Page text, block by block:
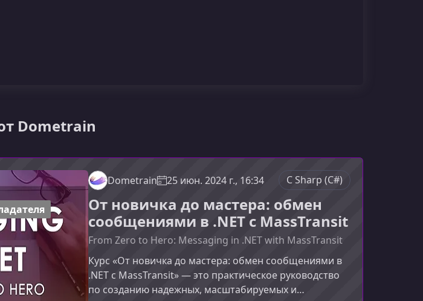
Dometrain
Dometrain 25 июн. 2024 г., 16:34 C Sharp (C#)
От новичка до мастера: обмен
сообщениями в .NET с MassTransit
From Zero to Hero: Messaging in .NET with MassTransit
Курс «От новичка до мастера: обмен сообщениями в
.NET с MassTransit» — это практическое руководство
по созданию надежных, масштабируемых и